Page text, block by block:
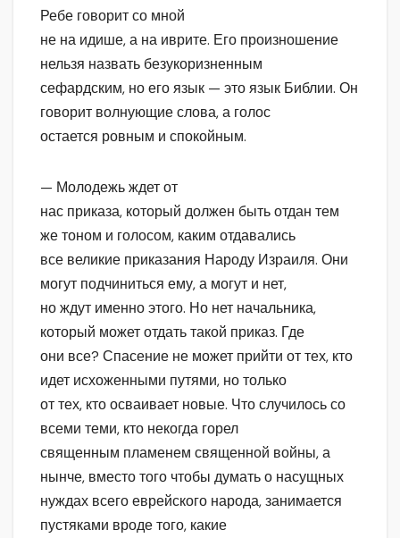
Ребе говорит со мной
не на идише, а на иврите. Его произношение
нельзя назвать безукоризненным
сефардским, но его язык — это язык Библии. Он
говорит волнующие слова, а голос
остается ровным и спокойным.
— Молодежь ждет от
нас приказа, который должен быть отдан тем
же тоном и голосом, каким отдавались
все великие приказания Народу Израиля. Они
могут подчиниться ему, а могут и нет,
но ждут именно этого. Но нет начальника,
который может отдать такой приказ. Где
они все? Спасение не может прийти от тех, кто
идет исхоженными путями, но только
от тех, кто осваивает новые. Что случилось со
всеми теми, кто некогда горел
священным пламенем священной войны, а
нынче, вместо того чтобы думать о насущных
нуждах всего еврейского народа, занимается
пустяками вроде того, какие